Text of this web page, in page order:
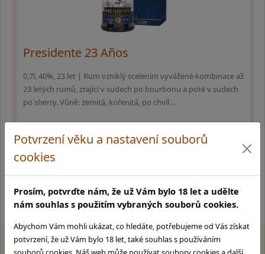
Potvrzení věku a nastavení souborů
cookies
Prosím, potvrďte nám, že už Vám bylo 18 let a udělte
nám souhlas s použitím vybraných souborů cookies.
Abychom Vám mohli ukázat, co hledáte, potřebujeme od Vás získat
potvrzení, že už Vám bylo 18 let, také souhlas s používáním
Presidente 23 Años
0,7l, 40%, 23 let | Rum vzniklý scelením vyvážené kombinace až
23 letých rumů, zrající v sudech po bourbonu a poté v sudech
po sherry. Vůně: zemitá, kořenitá, po chvíl …
externí sklad (3 - 10 dní)